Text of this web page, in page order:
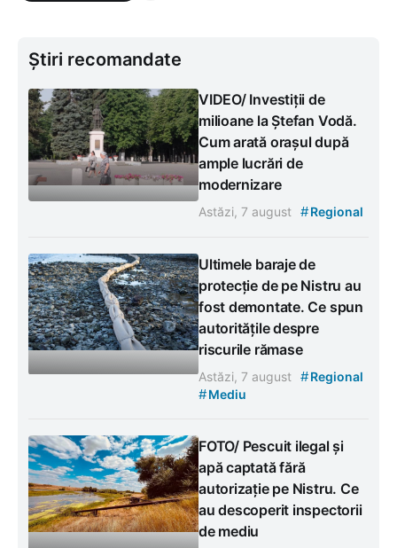
Știri recomandate
VIDEO/ Investiții de
milioane la Ștefan Vodă.
Cum arată orașul după
ample lucrări de
modernizare
Astăzi, 7 august #Regional
Ultimele baraje de
protecție de pe Nistru au
fost demontate. Ce spun
autoritățile despre
riscurile rămase
Astăzi, 7 august #Regional
#Mediu
FOTO/ Pescuit ilegal și
apă captată fără
autorizație pe Nistru. Ce
au descoperit inspectorii
de mediu